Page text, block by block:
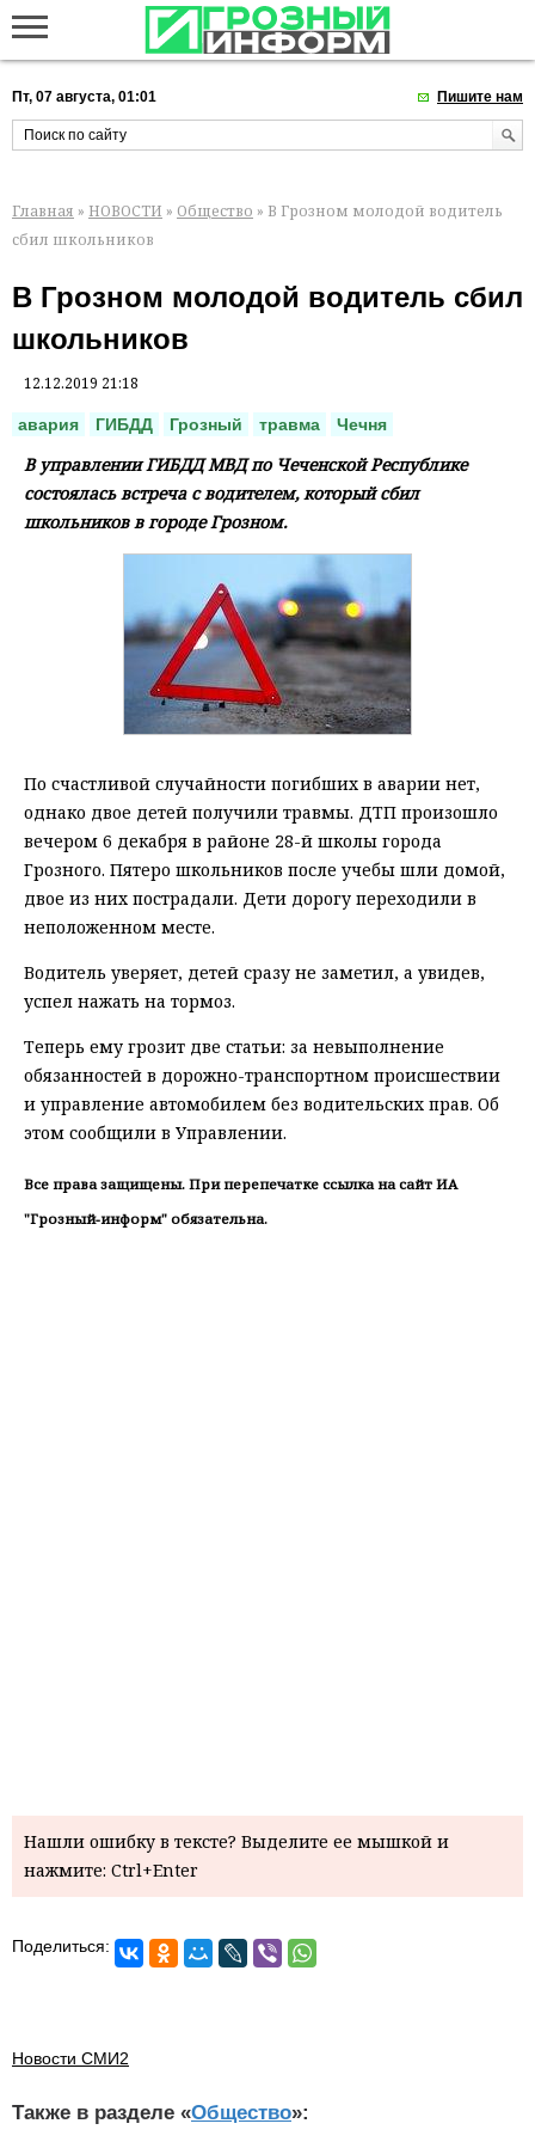
Пт, 07 августа, 01:01 Пишите нам
Главная » НОВОСТИ » Общество » В Грозном молодой водитель
сбил школьников
В Грозном молодой водитель сбил
школьников
12.12.2019 21:18
авария ГИБДД Грозный травма Чечня
В управлении ГИБДД МВД по Чеченской Республике
состоялась встреча с водителем, который сбил
школьников в городе Грозном.
По счастливой случайности погибших в аварии нет,
однако двое детей получили травмы. ДТП произошло
вечером 6 декабря в районе 28-й школы города
Грозного. Пятеро школьников после учебы шли домой,
двое из них пострадали. Дети дорогу переходили в
неположенном месте.
Водитель уверяет, детей сразу не заметил, а увидев,
успел нажать на тормоз.
Теперь ему грозит две статьи: за невыполнение
обязанностей в дорожно-транспортном происшествии
и управление автомобилем без водительских прав. Об
этом сообщили в Управлении.
Все права защищены. При перепечатке ссылка на сайт ИА
"Грозный-информ" обязательна.
Нашли ошибку в тексте? Выделите ее мышкой и
нажмите: Ctrl+Enter
Поделиться:
Новости СМИ2
Также в разделе «Общество»: